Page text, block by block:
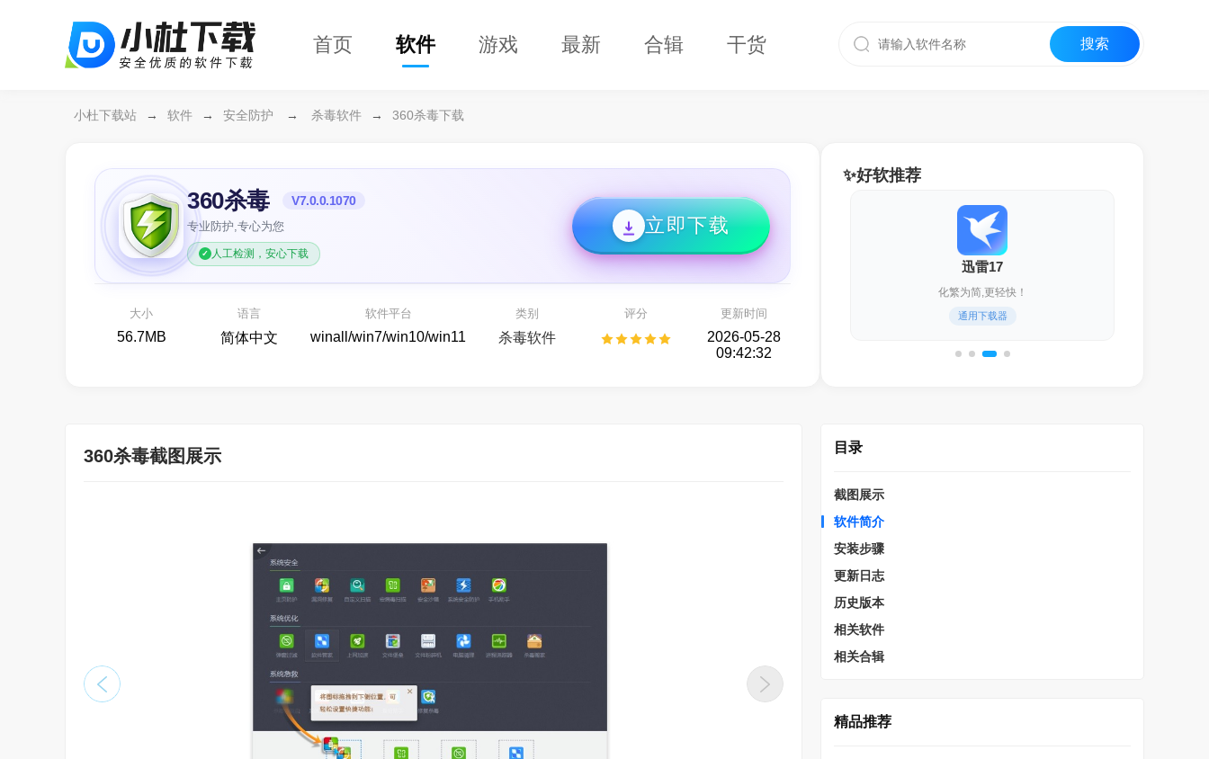
首页 软件 游戏 最新 合辑 干货
小杜下载站 → 软件 → 安全防护 → 杀毒软件 → 360杀毒下载
360杀毒 V7.0.0.1070
专业防护,专心为您
人工检测，安心下载
立即下载
大小
56.7MB
语言
简体中文
软件平台
winall/win7/win10/win11
类别
杀毒软件
评分 更新时间
2026-05-28
09:42:32
✨好软推荐
万兴恢复专家64位
备份还原
益盟操盘手
股票行情
迅雷17
化繁为简,更轻快！
通用下载器
360杀毒截图展示 目录
截图展示
软件简介
安装步骤
更新日志
历史版本
相关软件
相关合辑
精品推荐